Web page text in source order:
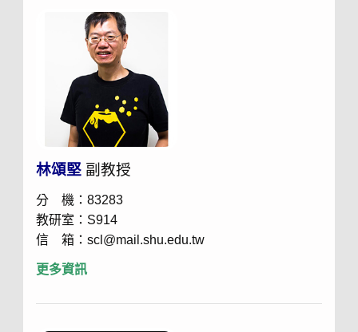
林頌堅 副教授
分 機：83283
教研室：S914
信 箱：scl@mail.shu.edu.tw
更多資訊